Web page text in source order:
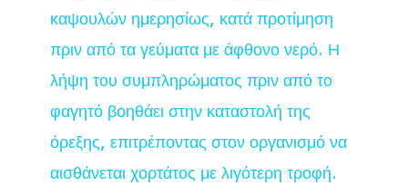
καψουλών ημερησίως, κατά προτίμηση
πριν από τα γεύματα με άφθονο νερό. Η
λήψη του συμπληρώματος πριν από το
φαγητό βοηθάει στην καταστολή της
όρεξης, επιτρέποντας στον οργανισμό να
αισθάνεται χορτάτος με λιγότερη τροφή.